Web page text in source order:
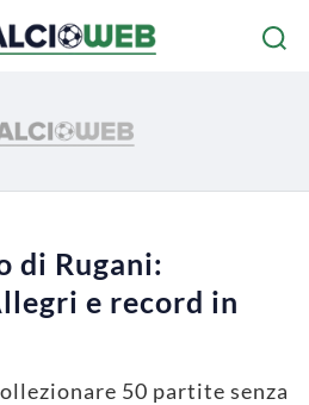
di Rugani:
e record in
50 partite senza